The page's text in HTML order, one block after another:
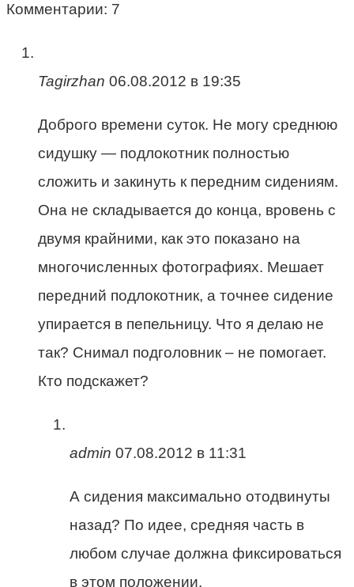
Комментарии: 7
Tagirzhan 06.08.2012 в 19:35
Доброго времени суток. Не могу среднюю
сидушку — подлокотник полностью
сложить и закинуть к передним сидениям.
Она не складывается до конца, вровень с
двумя крайними, как это показано на
многочисленных фотографиях. Мешает
передний подлокотник, а точнее сидение
упирается в пепельницу. Что я делаю не
так? Снимал подголовник – не помогает.
Кто подскажет?
admin 07.08.2012 в 11:31
А сидения максимально отодвинуты
назад? По идее, средняя часть в
любом случае должна фиксироваться
в этом положении.